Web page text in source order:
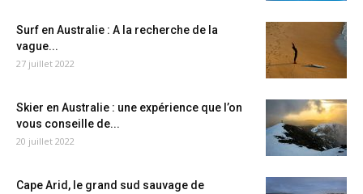
Surf en Australie : A la recherche de la
vague...
27 juillet 2022
Skier en Australie : une expérience que l’on
vous conseille de...
20 juillet 2022
Cape Arid, le grand sud sauvage de